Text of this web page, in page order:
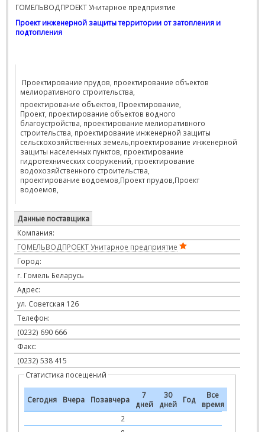
ГОМЕЛЬВОДПРОЕКТ Унитарное предприятие
Проект инженерной защиты территории от затопления и
подтопления
Проектирование прудов, проектирование объектов
мелиоративного строительства,
проектирование объектов, Проектирование,
Проект, проектирование объектов водного
благоустройства, проектирование мелиоративного
строительства, проектирование инженерной защиты
сельскохозяйственных земель,проектирование инженерной
защиты населенных пунктов, проектирование
гидротехнических сооружений, проектирование
водохозяйственного строительства,
проектирование водоемов,Проект прудов,Проект
водоемов,
Данные поставщика
Компания:
ГОМЕЛЬВОДПРОЕКТ Унитарное предприятие
Город:
г. Гомель Беларусь
Адрес:
ул. Советская 126
Телефон:
(0232) 690 666
Факс:
(0232) 538 415
Статистика посещений
Сегодня Вчера Позавчера
7
дней
30
дней
Год
Все
время
2